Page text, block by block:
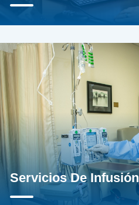
Servicios De Infusión